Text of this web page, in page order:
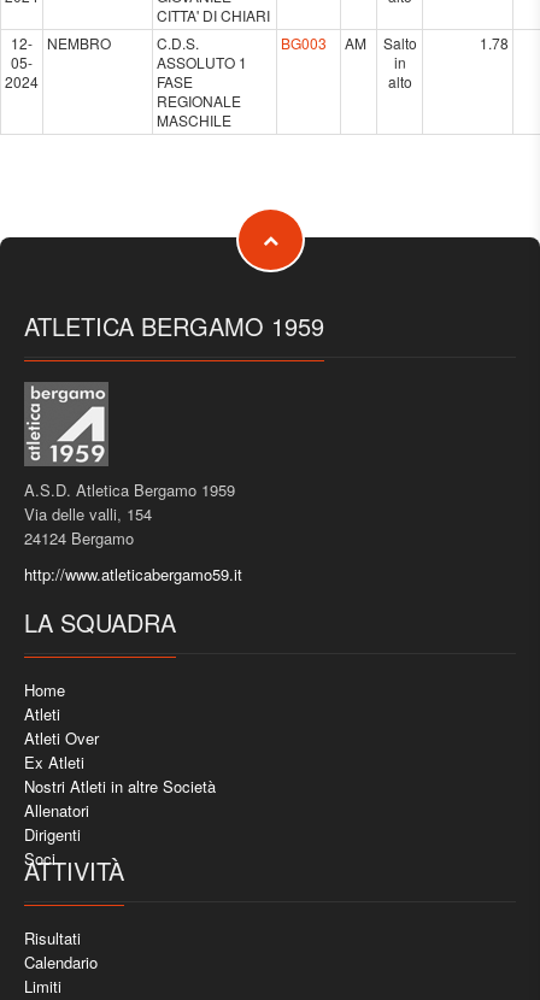
CITTA' DI CHIARI
12-
05-
2024
NEMBRO
C.D.S.
ASSOLUTO 1
FASE
REGIONALE
MASCHILE
BG003 AM
Salto
in
alto
1.78
ATLETICA BERGAMO 1959
A.S.D. Atletica Bergamo 1959
Via delle valli, 154
24124 Bergamo
http://www.atleticabergamo59.it
LA SQUADRA
Home
Atleti
Atleti Over
Ex Atleti
Nostri Atleti in altre Società
Allenatori
Dirigenti
Soci
ATTIVITÀ
Risultati
Calendario
Limiti